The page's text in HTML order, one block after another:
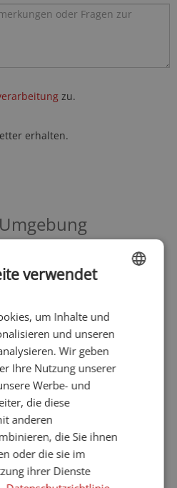
zu.
erhalten.
Stilfser Joch
Themen
- Zug
& Boutique Hotels
mit Hund
Winter
Hotels
GERMAN
verwendet
um Inhalte und
und unseren
Wir geben
Ihre Nutzung unserer
Werbe- und
die diese
anderen
die Sie ihnen
oder die sie im
ihrer Dienste